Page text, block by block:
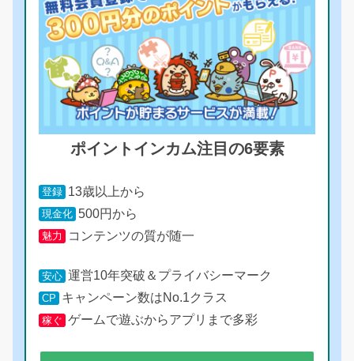
ポイントインカム注目の6要素
登録 13歳以上から
現金化 500円から
魅力 コンテンツの質が随一
安心 運営10年突破＆プライバシーマーク
CP キャンペーン数はNo.1クラス
稼ぐ ゲームで遊ぶからアプリまで多彩